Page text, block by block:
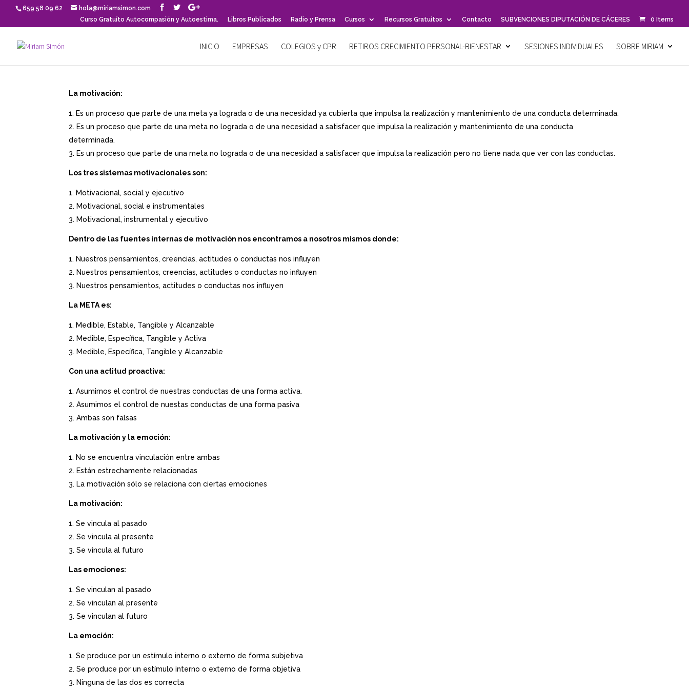
659 58 09 62
hola@miriamsimon.com
Curso Gratuíto Autocompasión y Autoestima.
Libros Publicados Radio y Prensa Cursos Recursos Gratuítos Contacto SUBVENCIONES DIPUTACIÓN DE CÁCERES 0 Items
INICIO EMPRESAS COLEGIOS y CPR RETIROS CRECIMIENTO PERSONAL-BIENESTAR SESIONES INDIVIDUALES SOBRE MIRIAM
La motivación:
Es un proceso que parte de una meta ya lograda o de una necesidad ya cubierta que impulsa la realización y mantenimiento de una conducta determinada.
Es un proceso que parte de una meta no lograda o de una necesidad a satisfacer que impulsa la realización y mantenimiento de una conducta
determinada.
Es un proceso que parte de una meta no lograda o de una necesidad a satisfacer que impulsa la realización pero no tiene nada que ver con las conductas.
Los tres sistemas motivacionales son:
Motivacional, social y ejecutivo
Motivacional, social e instrumentales
Motivacional, instrumental y ejecutivo
Dentro de las fuentes internas de motivación nos encontramos a nosotros mismos donde:
Nuestros pensamientos, creencias, actitudes o conductas nos influyen
Nuestros pensamientos, creencias, actitudes o conductas no influyen
Nuestros pensamientos, actitudes o conductas nos influyen
La META es:
Medible, Estable, Tangible y Alcanzable
Medible, Específica, Tangible y Activa
Medible, Específica, Tangible y Alcanzable
Con una actitud proactiva:
Asumimos el control de nuestras conductas de una forma activa.
Asumimos el control de nuestas conductas de una forma pasiva
Ambas son falsas
La motivación y la emoción:
No se encuentra vinculación entre ambas
Están estrechamente relacionadas
La motivación sólo se relaciona con ciertas emociones
La motivación:
Se vincula al pasado
Se vincula al presente
Se vincula al futuro
Las emociones:
Se vinculan al pasado
Se vinculan al presente
Se vinculan al futuro
La emoción:
Se produce por un estímulo interno o externo de forma subjetiva
Se produce por un estímulo interno o externo de forma objetiva
Ninguna de las dos es correcta